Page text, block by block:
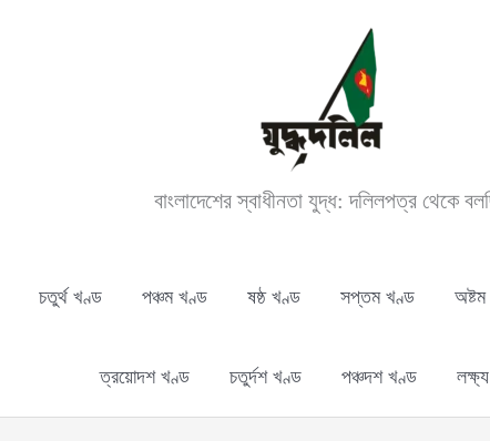
বাংলাদেশের স্বাধীনতা যুদ্ধ: দলিলপত্র থেকে
চতুর্থ খণ্ড পঞ্চম খণ্ড ষষ্ঠ খণ্ড সপ্তম খণ্ড
ত্রয়োদশ খণ্ড চতুর্দশ খণ্ড পঞ্চদশ খণ্ড লক্ষ্য